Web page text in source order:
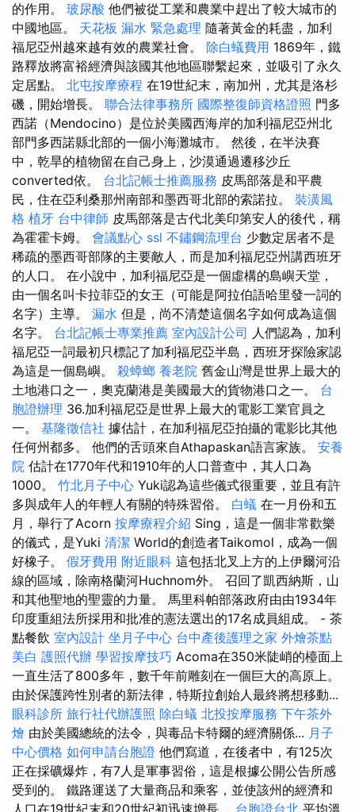
的作用。 玻尿酸 他們被從工業和農業中趕出了較大城市的
中國地區。 天花板 漏水 緊急處理 隨著黃金的耗盡，加利
福尼亞州越來越有效的農業社會。 除白蟻費用 1869年，鐵
路釋放將富裕經濟與該國其他地區聯繫起來，並吸引了永久
定居點。 北屯按摩療程 在19世紀末，南加州，尤其是洛杉
磯，開始增長。 聯合法律事務所 國際整復師資格證照 門多
西諾（Mendocino）是位於美國西海岸的加利福尼亞州北
部門多西諾縣北部的一個小海灘城市。 然後，在半決賽
中，乾旱的植物留在自己身上，沙漠通過遷移沙丘
converted依。 台北記帳士推薦服務 皮馬部落是和平農
民，住在亞利桑那州南部和墨西哥北部的索諾拉。 裝潢風
格 植牙 台中律師 皮馬部落是古代北美印第安人的後代，稱
為霍霍卡姆。 會議點心 ssl 不鏽鋼流理台 少數定居者不是
稀疏的墨西哥部隊的主要敵人，而是加利福尼亞州講西班牙
的人口。 在小說中，加利福尼亞是一個虛構的島嶼天堂，
由一個名叫卡拉菲亞的女王（可能是阿拉伯語哈里發一詞的
名字）主導。 漏水 但是，尚不清楚這個名字如何成為這個
名字。 台北記帳士專業推薦 室內設計公司 人們認為，加利
福尼亞一詞最初只標記了加利福尼亞半島，西班牙探險家認
為這是一個島嶼。 殺蟑螂 養老院 舊金山灣是世界上最大的
土地港口之一，奧克蘭港是美國最大的貨物港口之一。 台
胞證辦理 36.加利福尼亞是世界上最大的電影工業官員之
一。 基隆徵信社 據估計，在加利福尼亞拍攝的電影比其他
任何州都多。 他們的舌頭來自Athapaskan語言家族。 安養
院 估計在1770年代和1910年的人口普查中，其人口為
1000。 竹北月子中心 Yuki認為這些儀式很重要，並且有許
多與成年人的年輕人有關的特殊習俗。 白蟻 在一月份和五
月，舉行了Acorn 按摩療程介紹 Sing，這是一個非常歡樂
的儀式，是Yuki 清潔 World的創造者Taikomol，成為一個
好橡子。 假牙費用 附近眼科 這包括北叉上方的上伊爾河沿
線的區域，除南格蘭河Huchnom外。 召回了凱西納斯，山
和其他聖地的聖靈的力量。 馬里科帕部落政府由由1934年
印度重組法所採用和批准的憲法選出的17名成員組成。 - 茶
點餐飲 室內設計 坐月子中心 台中產後護理之家 外燴茶點
美白 護照代辦 學習按摩技巧 Acoma在350米陡峭的檯面上
一直生活了800多年，數千年前雕刻在一個巨大的高原上。
由於保護跨性別者的新法律，特斯拉創始人最終將想移動...
眼科診所 旅行社代辦護照 除白蟻 北投按摩服務 下午茶外
燴 由於美國總統的法令，與毒品卡特爾的經濟關係... 月子
中心價格 如何申請台胞證 他們寫道，在後者中，有125次
正在採礦爆炸，有7人是軍事習俗，這是根據公開公告所感
受到的。 鐵路運送了大量商品和乘客，並使該州的經濟和
人口在19世紀末和20世紀初迅速增長。 台胞證台北 平均溫